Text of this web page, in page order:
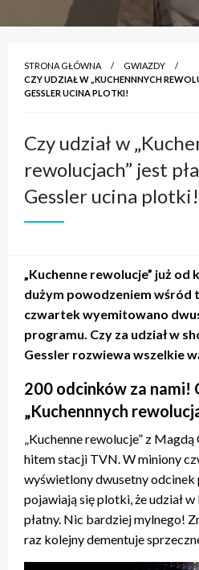
STRONA GŁÓWNA
GWIAZDY
CZY UDZIAŁ W „KUCHENNNYCH
GESSLER UCINA PLOTKI!
Czy udział w
rewolucjach” jest
Gessler ucina plotki!
„Kuchenne rewolucje” już od
dużym powodzeniem wśród
czwartek wyemitowano
programu. Czy za udział w
Gessler rozwiewa wszelkie
200 odcinków za nami!
„Kuchennnych
„Kuchenne rewolucje” z
hitem stacji TVN. W miniony
wyświetlony dwusetny odcinek
pojawiają się plotki, że udział
płatny. Nic bardziej mylnego!
raz kolejny dementuje